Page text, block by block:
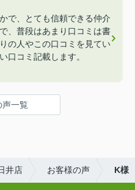
で、とても信頼できる仲介
、普段はあまり口コミは書
の人やこの口コミを見てい
口コミ記載します。
フリーレントや家賃交渉に
確認をもせず無理ですと言
ろなどは信頼できました。
社の引越し費用の条件など
物件を納得のいく費用で入
声一覧
井店 お客様の声 K様